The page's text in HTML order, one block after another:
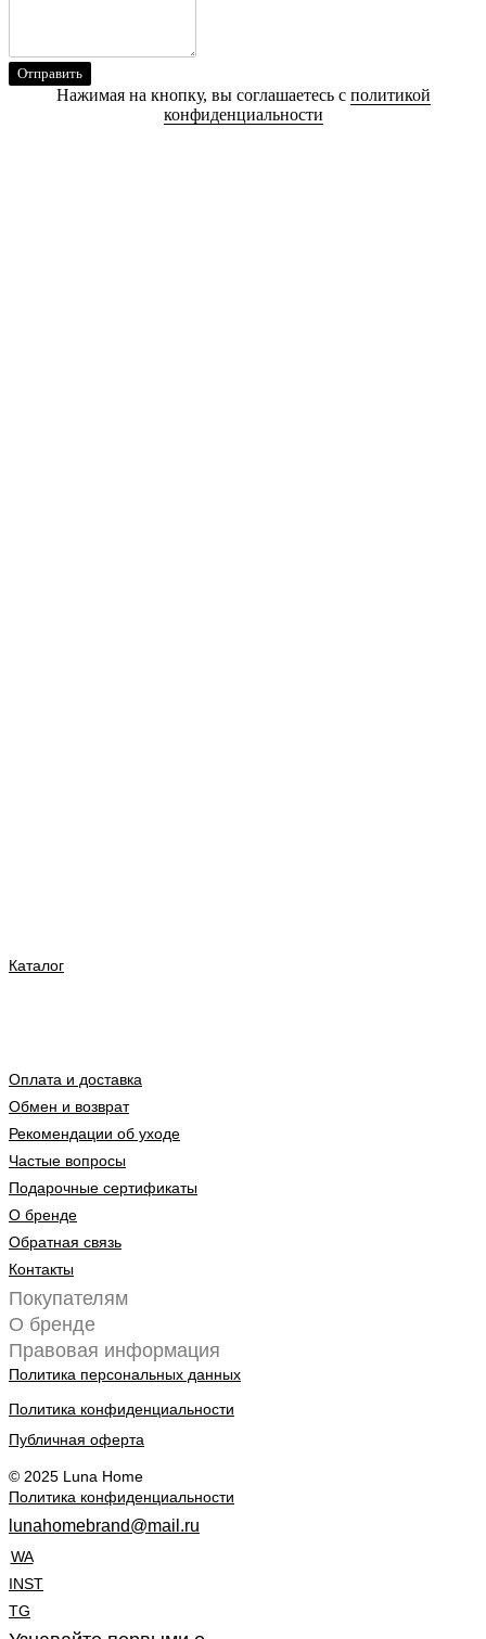
Каталог
Оплата и доставка
Обмен и возврат
Рекомендации об уходе
Частые вопросы
Подарочные сертификаты
О бренде
Обратная связь
Контакты
Покупателям
О бренде
Правовая информация
Политика персональных данных
Политика конфиденциальности
Публичная оферта
© 2025 Luna Home
Политика конфиденциальности
lunahomebrand@mail.ru
WA
INST
TG
Отправить
Нажимая на кнопку, вы соглашаетесь с политикой
конфиденциальности